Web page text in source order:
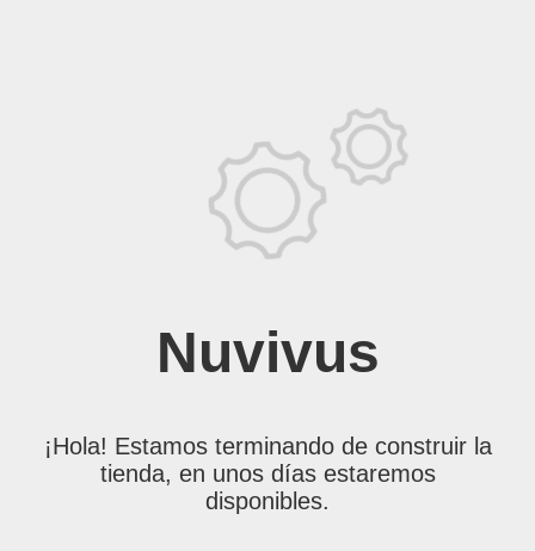
Nuvivus
¡Hola! Estamos terminando de construir la
tienda, en unos días estaremos
disponibles.